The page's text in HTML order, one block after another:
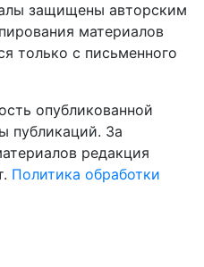
защищены авторским
материалов
только с письменного
опубликованной
публикаций. За
редакция
Политика обработки